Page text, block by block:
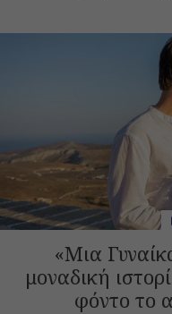
«Μια
μοναδική
φόντο το